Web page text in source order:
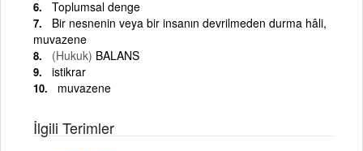
Toplumsal denge
Bir nesnenin veya bir insanın devrilmeden durma hâli,
muvazene
(Hukuk) BALANS
istikrar
muvazene
İlgili Terimler